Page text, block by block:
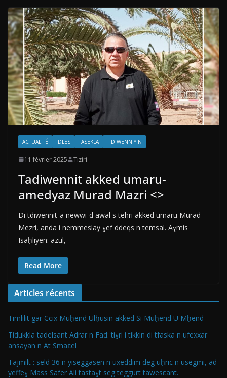
ACTUALITÉ IDLES TASEKLA TIDIWENNIYIN
11 février 2025 Tiziri
Tadiwennit akked umaru-
amedyaz Murad Mazri <>
Di tdiwennit-a newwi-d awal s tehri akked umaru Murad
Mezri, anda i nemmeslay ɣef ddeqs n temsal. Aɣmis
Isaḥliyen: azul,
Read More
Articles récents
Timlilit gar Ccix Muḥend Ulḥusin akked Si Muḥend U Mḥend
Tidukkla tadelsant Adrar n Fad: tiɣri i tikkin di tfaska n ufexxar
ansayan n At Smaεel
Tajmilt : seld 36 n yiseggasen n uxeddim deg uḥric n usegmi, ad
yeffeɣ Mass Safer Ali tastaɣt seg teggurt tawesεant.